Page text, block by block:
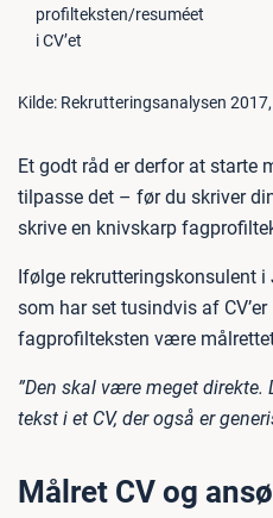
profilteksten/resuméet
i CV’et
Kilde: Rekrutteringsanalysen
Et godt råd er derfor at starte
tilpasse det – før du skriver
skrive en knivskarp
Ifølge rekrutteringskonsulent i
som har set tusindvis af
fagprofilteksten være
”Den skal være meget direkte.
tekst i et CV, der også er
Målret CV og